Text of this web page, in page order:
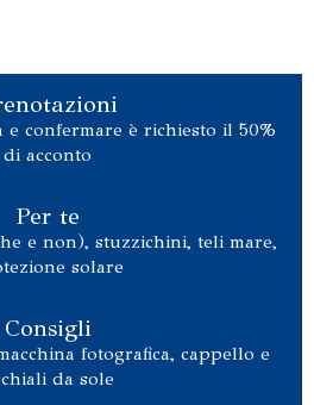
e confermare è richiesto il 50%
di acconto
Per te
e non), stuzzichini, teli mare,
solare
Consigli
fotografica, cappello e
da sole